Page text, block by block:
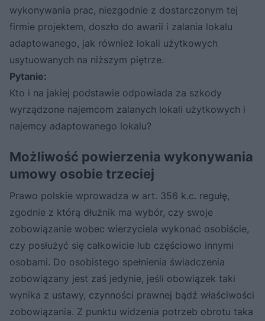
wykonywania prac, niezgodnie z dostarczonym tej
firmie projektem, doszło do awarii i zalania lokalu
adaptowanego, jak również lokali użytkowych
usytuowanych na niższym piętrze.
Pytanie:
Kto i na jakiej podstawie odpowiada za szkody
wyrządzone najemcom zalanych lokali użytkowych i
najemcy adaptowanego lokalu?
Możliwość powierzenia wykonywania
umowy osobie trzeciej
Prawo polskie wprowadza w art. 356 k.c. regułę,
zgodnie z którą dłużnik ma wybór, czy swoje
zobowiązanie wobec wierzyciela wykonać osobiście,
czy posłużyć się całkowicie lub częściowo innymi
osobami. Do osobistego spełnienia świadczenia
zobowiązany jest zaś jedynie, jeśli obowiązek taki
wynika z ustawy, czynności prawnej bądź właściwości
zobowiązania. Z punktu widzenia potrzeb obrotu taka